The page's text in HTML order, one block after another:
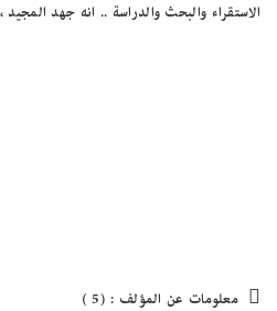
الاستقراء والبحث والدراسة .. انه جهد المجيد
 معلومات عن المؤلف : (5 )